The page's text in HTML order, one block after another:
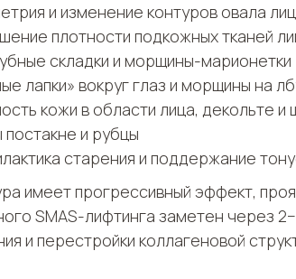
и изменение контуров овала
плотности подкожных тканей
складки и морщины-марионетки
лапки» вокруг глаз и морщины на
кожи в области лица, декольте и
и рубцы
старения и поддержание
имеет прогрессивный эффект,
SMAS-лифтинга заметен через
и перестройки коллагеновой